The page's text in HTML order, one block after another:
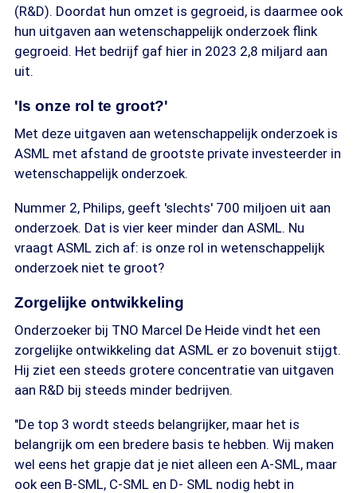
(R&D). Doordat hun omzet is gegroeid, is daarmee ook
hun uitgaven aan wetenschappelijk onderzoek flink
gegroeid. Het bedrijf gaf hier in 2023 2,8 miljard aan
uit.
'Is onze rol te groot?'
Met deze uitgaven aan wetenschappelijk onderzoek is
ASML met afstand de grootste private investeerder in
wetenschappelijk onderzoek.
Nummer 2, Philips, geeft 'slechts' 700 miljoen uit aan
onderzoek. Dat is vier keer minder dan ASML. Nu
vraagt ASML zich af: is onze rol in wetenschappelijk
onderzoek niet te groot?
Zorgelijke ontwikkeling
Onderzoeker bij TNO Marcel De Heide vindt het een
zorgelijke ontwikkeling dat ASML er zo bovenuit stijgt.
Hij ziet een steeds grotere concentratie van uitgaven
aan R&D bij steeds minder bedrijven.
"De top 3 wordt steeds belangrijker, maar het is
belangrijk om een bredere basis te hebben. Wij maken
wel eens het grapje dat je niet alleen een A-SML, maar
ook een B-SML, C-SML en D- SML nodig hebt in